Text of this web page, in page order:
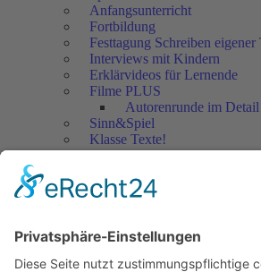
Anfangsunterricht
Fortbildung
Festtagung Schreiben eigener
Interviews mit Kindern
Erklärvideos für Lernende
Filme PLUS
Autorenrunde im
Sinn&Spiel
Klasse Texte!
Filmausschnitte
Jedes Kind wertschätzen!
Artikel
Artikel 2018